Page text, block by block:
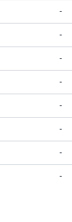
-
-
-
-
-
-
-
-